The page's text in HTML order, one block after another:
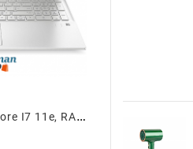
H
P Pavilion 15, Intel Core I7 11e, RAM 16 Go, SSD 512 Go
425,00 CFA